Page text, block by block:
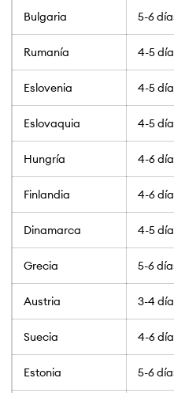
Bulgaria 5-6
Rumanía 4-5
Eslovenia 4-5
Eslovaquia 4-5
Hungría 4-6
Finlandia 4-6
Dinamarca 4-5
Grecia 5-6
Austria 3-4
Suecia 4-6
Estonia 5-6